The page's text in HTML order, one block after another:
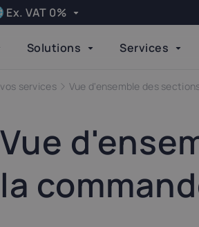
Ex. VAT 0%
Solutions Services
services Vue d'ensemble des
Vue
la
Apply
Bulgaria
Czech Republic
21%
Denmark
25%
Finland
Germany
Done